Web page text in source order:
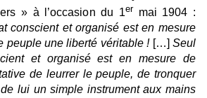
» à l’occasion du 1er mai 1904 :
conscient et organisé est en mesure
peuple une liberté véritable ! […]Seul
et organisé est en mesure de
de leurrer le peuple, de tronquer
lui un simple instrument aux mains